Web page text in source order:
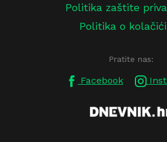
Politika zaštite
Politika o
Pratite nas:
Facebook